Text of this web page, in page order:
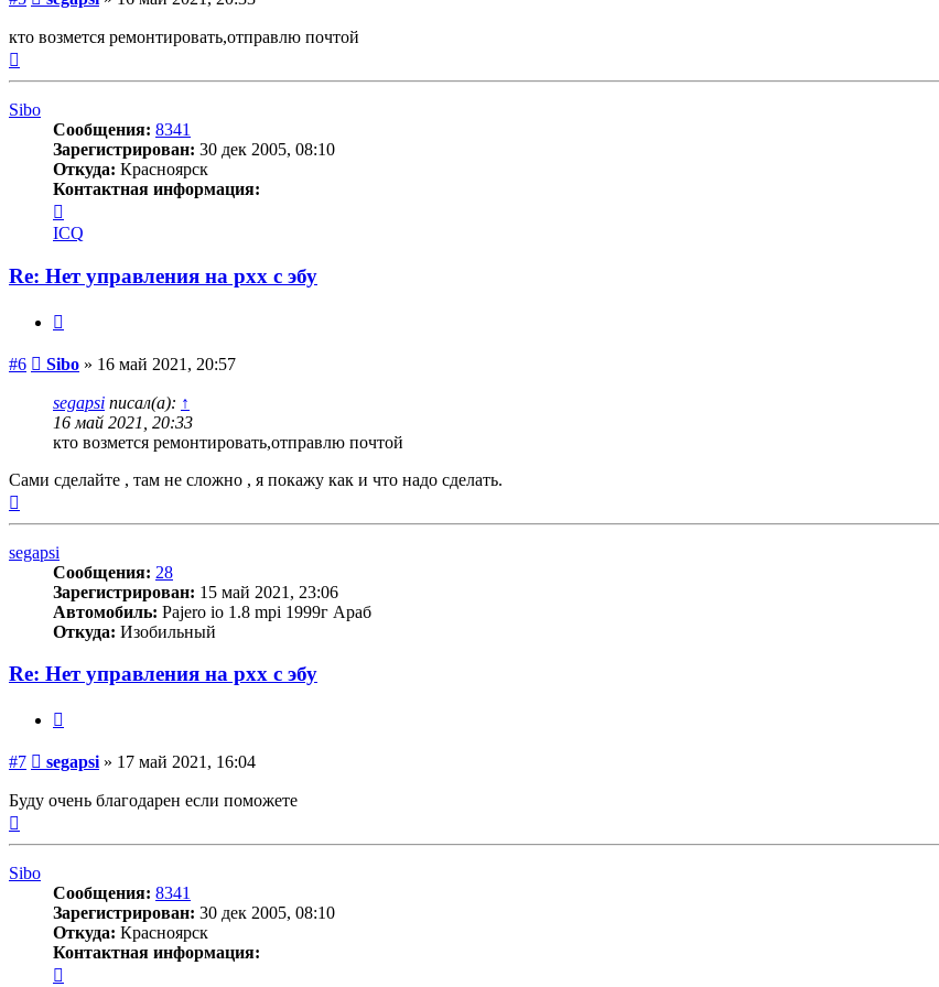
кто возмется ремонтировать,отправлю почтой
Sibo
Сообщения: 8341
Зарегистрирован: 30 дек 2005, 08:10
Откуда: Красноярск
Контактная информация:
информация
пользователя
ICQ
Re: Нет управления на рхх с эбу
#6 Сообщение
Sibo » 16 май 2021, 20:57
segapsi писал(а): ↑
16 май 2021, 20:33
кто возмется ремонтировать,отправлю почтой
Сами сделайте , там не сложно , я покажу как и что надо сделать.
segapsi
Сообщения: 28
Зарегистрирован: 15 май 2021, 23:06
Автомобиль: Pajero io 1.8 mpi 1999г Араб
Откуда: Изобильный
Re: Нет управления на рхх с эбу
#7 Сообщение
segapsi » 17 май 2021, 16:04
Буду очень благодарен если поможете
Sibo
Сообщения: 8341
Зарегистрирован: 30 дек 2005, 08:10
Откуда: Красноярск
Контактная информация: